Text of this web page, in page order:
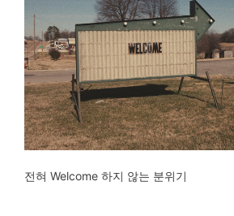
전혀 Welcome 하지 않는 분위기